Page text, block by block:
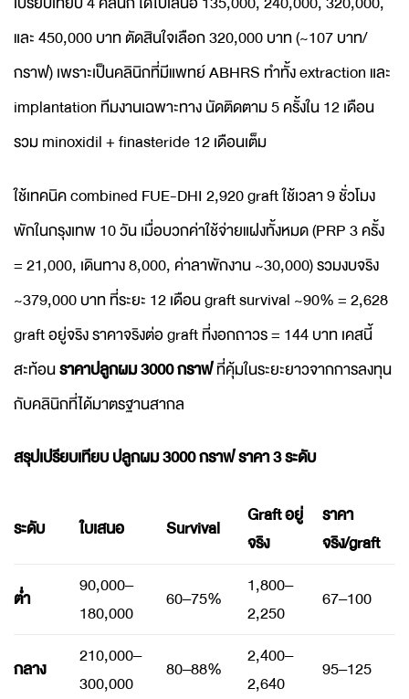
และ 450,000 บาท ตัดสินใจเลือก 320,000 บาท (~107 บาท/
กราฟ) เพราะเป็นคลินิกที่มีแพทย์ ABHRS ทำทั้ง extraction และ
implantation ทีมงานเฉพาะทาง นัดติดตาม 5 ครั้งใน 12 เดือน
รวม minoxidil + finasteride 12 เดือนเต็ม
ใช้เทคนิค combined FUE-DHI 2,920 graft ใช้เวลา 9 ชั่วโมง
พักในกรุงเทพ 10 วัน เมื่อบวกค่าใช้จ่ายแฝงทั้งหมด (PRP 3 ครั้ง
= 21,000, เดินทาง 8,000, ค่าลาพักงาน ~30,000) รวมงบจริง
~379,000 บาท ที่ระยะ 12 เดือน graft survival ~90% = 2,628
graft อยู่จริง ราคาจริงต่อ graft ที่งอกถาวร = 144 บาท เคสนี้
สะท้อนราคาปลูกผม 3000 กราฟที่คุ้มในระยะยาวจากการลงทุน
กับคลินิกที่ได้มาตรฐานสากล
สรุปเปรียบเทียบ ปลูกผม 3000 กราฟ ราคา 3 ระดับ
ระดับ ใบเสนอ Survival
Graft อยู่
จริง
ราคา
จริง/graft
ต่ำ
90,000–
180,000
60–75%
1,800–
2,250
67–100
กลาง
210,000–
300,000
80–88%
2,400–
2,640
95–125